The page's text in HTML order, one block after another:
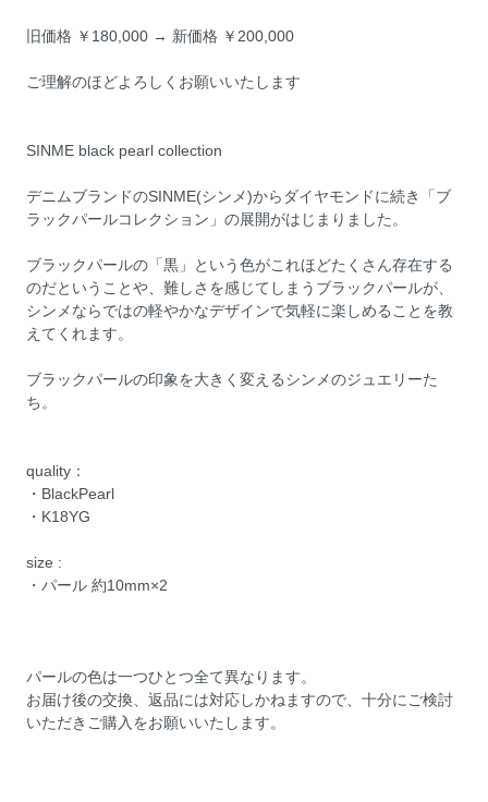
旧価格 ￥180,000 → 新価格 ￥200,000
ご理解のほどよろしくお願いいたします
SINME black pearl collection
デニムブランドのSINME(シンメ)からダイヤモンドに続き「ブ
ラックパールコレクション」の展開がはじまりました。
ブラックパールの「黒」という色がこれほどたくさん存在する
のだということや、難しさを感じてしまうブラックパールが、
シンメならではの軽やかなデザインで気軽に楽しめることを教
えてくれます。
ブラックパールの印象を大きく変えるシンメのジュエリーた
ち。
quality：
・BlackPearl
・K18YG
size :
・パール 約10mm×2
パールの色は一つひとつ全て異なります。
お届け後の交換、返品には対応しかねますので、十分にご検討
いただきご購入をお願いいたします。